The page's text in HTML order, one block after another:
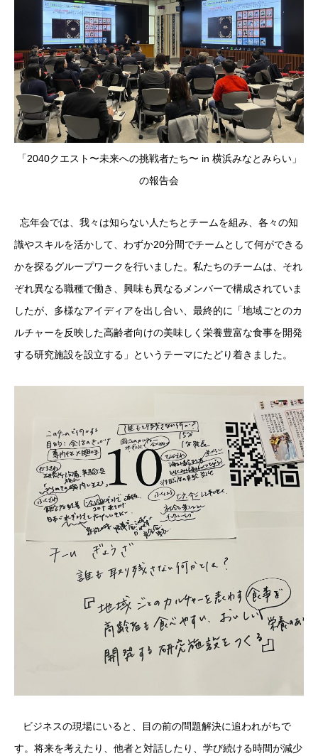
「2040クエスト〜未来への挑戦者たち〜 in 横浜みなとみらい」
の報告会
忘年会では、我々は知らない人たちとチームを組み、各々の知
識やスキルを活かして、わずか20分間でチームとして何ができる
かを探るグループワークを行いました。私たちのチームは、それ
ぞれ異なる職種で働き、興味も異なるメンバーで構成されていま
したが、多様なアイディアを出し合い、最終的に「地域ごとのカ
ルチャーを反映した高齢者向けの美味しく栄養豊富な食事を開発
する研究施設を設立する」というテーマにたどり着きました。
ビジネスの現場にいると、目の前の問題解決に追われがちで
す。将来を考えたり、他者と対話したり、学び続ける時間が減少